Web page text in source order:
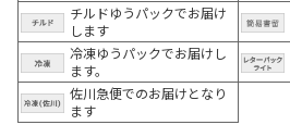
チルドゆうパックでお届け
します
冷凍ゆうパックでお届けし
ます。
佐川急便でのお届けとなり
ます